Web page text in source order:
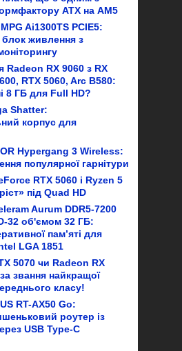
ATX на AM5
Ai1300TS PCIE5:
живлення з
Radeon RX 9060 з RX
RTX 5060, Arc B580:
8 ГБ для Full HD?
Shatter:
корпус для
Hypergang 3 Wireless:
популярної гарнітури
RTX 5060 і Ryzen 5
під Quad HD
Aurum DDR5-7200
32 об'ємом 32 ГБ:
пам’яті для
LGA 1851
5070 чи Radeon RX
звання найкращої
класу!
RT-AX50 Go:
роутер із
USB Type-C